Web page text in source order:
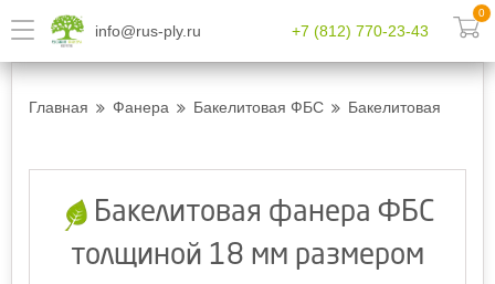
info@rus-ply.ru +7 (812) 770-23-43
0
Главная Фанера Бакелитовая ФБС Бакелитовая
Бакелитовая фанера ФБС
толщиной 18 мм размером